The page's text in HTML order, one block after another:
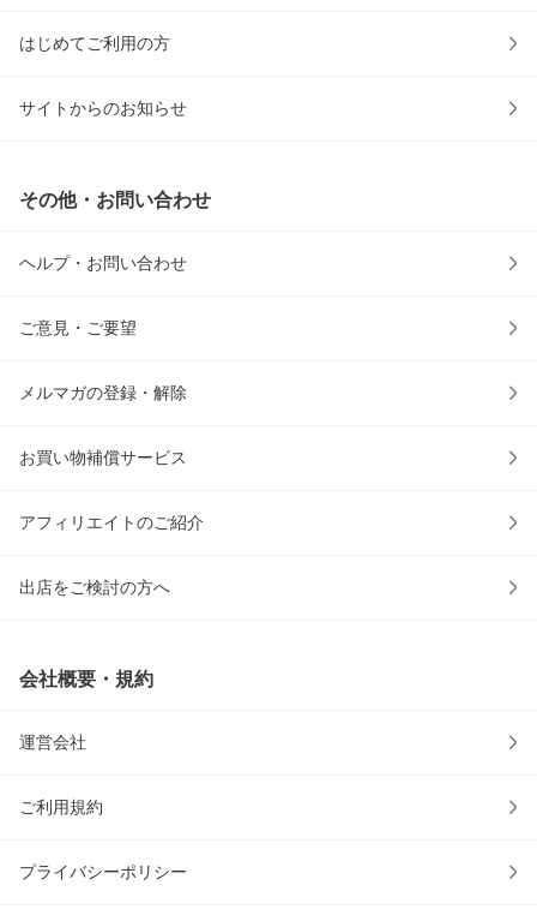
はじめてご利用の方
サイトからのお知らせ
その他・お問い合わせ
ヘルプ・お問い合わせ
ご意見・ご要望
メルマガの登録・解除
お買い物補償サービス
アフィリエイトのご紹介
出店をご検討の方へ
会社概要・規約
運営会社
ご利用規約
プライバシーポリシー